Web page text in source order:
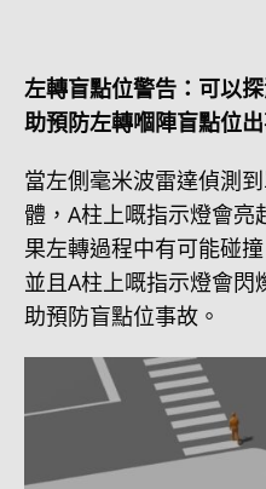
左轉盲點位警告：可以
助預防左轉嗰陣盲點位
當左側毫米波雷達偵測
體，A柱上嘅指示燈會
果左轉過程中有可能碰
並且A柱上嘅指示燈會
助預防盲點位事故。